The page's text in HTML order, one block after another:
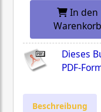
In den
Warenkorb
Dieses
PDF-
Beschreibung